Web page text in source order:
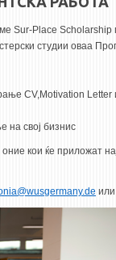
Sur-Place
студии оваа
CV,Motivation Letter
на свој бизнис
кои ќе приложат